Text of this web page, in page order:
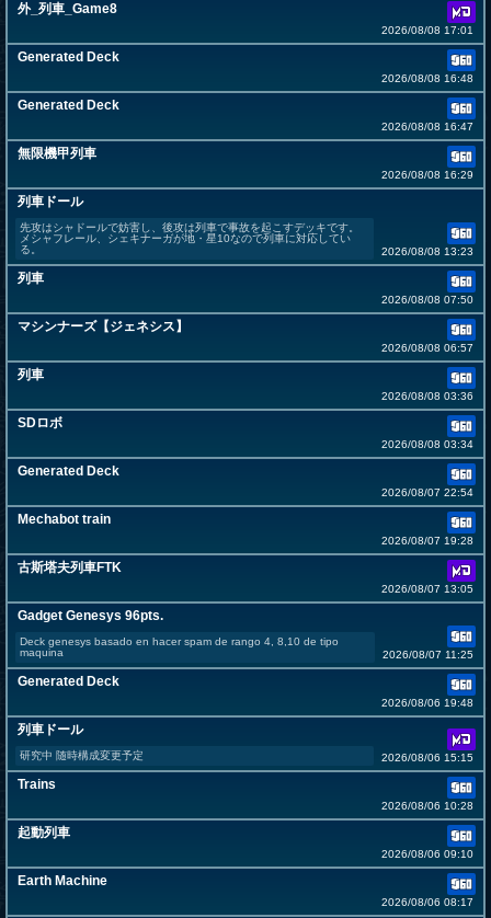
外_列車_Game8
2026/08/08 17:01
Generated Deck
2026/08/08 16:48
Generated Deck
2026/08/08 16:47
無限機甲列車
2026/08/08 16:29
列車ドール
先攻はシャドールで妨害し、後攻は列車で事故を起こすデッキです。
メシャフレール、シェキナーガが地・星10なので列車に対応してい
る。
2026/08/08 13:23
列車
2026/08/08 07:50
マシンナーズ【ジェネシス】
2026/08/08 06:57
列車
2026/08/08 03:36
SDロボ
2026/08/08 03:34
Generated Deck
2026/08/07 22:54
Mechabot train
2026/08/07 19:28
古斯塔夫列車FTK
2026/08/07 13:05
Gadget Genesys 96pts.
Deck genesys basado en hacer spam de rango 4, 8,10 de tipo
maquina
2026/08/07 11:25
Generated Deck
2026/08/06 19:48
列車ドール
研究中 随時構成変更予定 2026/08/06 15:15
Trains
2026/08/06 10:28
起動列車
2026/08/06 09:10
Earth Machine
2026/08/06 08:17